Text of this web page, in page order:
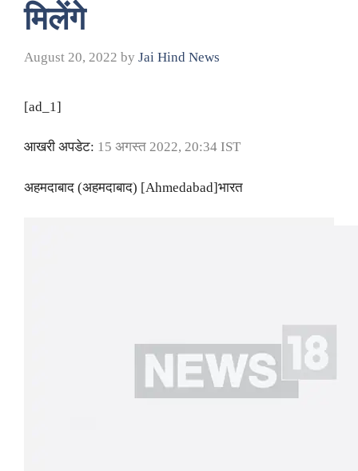
मिलेंगे
August 20, 2022 by Jai Hind News
[ad_1]
आखरी अपडेट: 15 अगस्त 2022, 20:34 IST
अहमदाबाद (अहमदाबाद) [Ahmedabad]भारत